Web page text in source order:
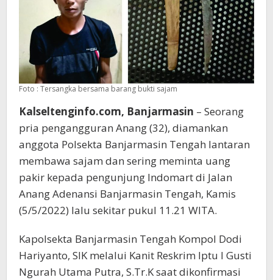
Foto : Tersangka bersama barang bukti sajam
Kalseltenginfo.com, Banjarmasin – Seorang
pria pengangguran Anang (32), diamankan
anggota Polsekta Banjarmasin Tengah lantaran
membawa sajam dan sering meminta uang
pakir kepada pengunjung Indomart di Jalan
Anang Adenansi Banjarmasin Tengah, Kamis
(5/5/2022) lalu sekitar pukul 11.21 WITA.
Kapolsekta Banjarmasin Tengah Kompol Dodi
Hariyanto, SIK melalui Kanit Reskrim Iptu I Gusti
Ngurah Utama Putra, S.Tr.K saat dikonfirmasi